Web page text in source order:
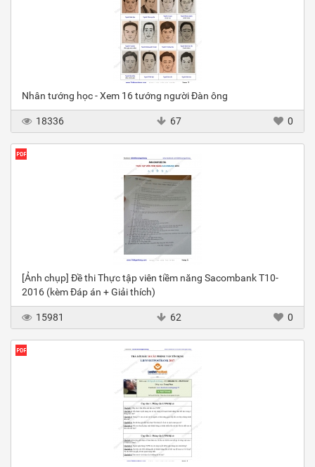
Nhân tướng học - Xem 16 tướng người Đàn ông
18336 67 0
[Ảnh chụp] Đề thi Thực tập viên tiềm năng Sacombank T10-
2016 (kèm Đáp án + Giải thích)
15981 62 0